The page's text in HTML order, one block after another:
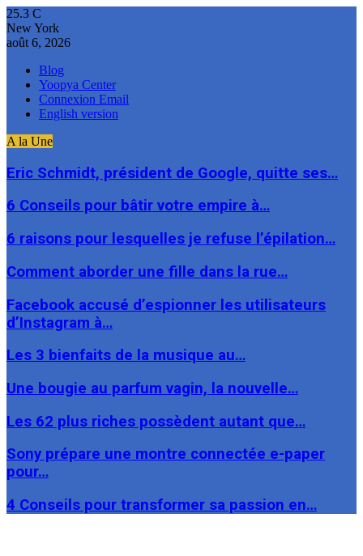
25.3 C
New York
août 6, 2026
Blog
Yoopya Center
Connexion Email
English version
A la Une
Eric Schmidt, président de Google, quitte ses…
6 Conseils pour bâtir votre empire à…
6 raisons pour lesquelles je refuse l’épilation…
Comment aborder une fille dans la rue…
Facebook accusé d’espionner les utilisateurs
d’Instagram à…
Les 3 bienfaits de la musique au…
Une bougie au parfum vagin, la nouvelle…
Les 62 plus riches possèdent autant que…
Sony prépare une montre connectée e-paper
pour…
4 Conseils pour transformer sa passion en…